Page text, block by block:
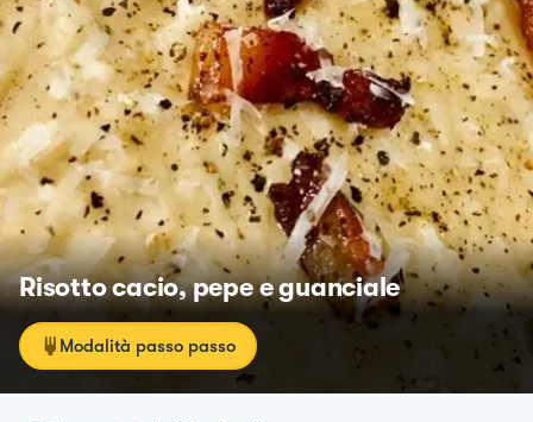
Risotto cacio, pepe e guanciale
Modalità passo passo